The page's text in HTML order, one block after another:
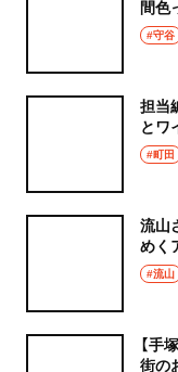
間色
#守谷
担当
とワ
飯#町田
流山
めく
#流山
【手
街の